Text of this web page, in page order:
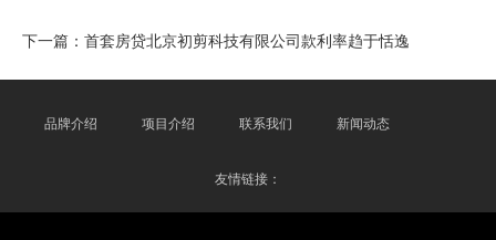
下一篇： 首套房贷北京初剪科技有限公司款利率趋于恬逸
品牌介绍 项目介绍 联系我们 新闻动态
友情链接：